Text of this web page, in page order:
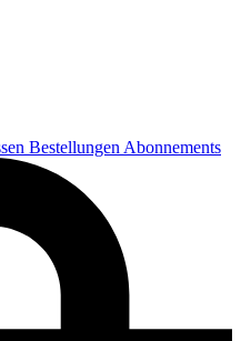
Bestellungen Abonnements